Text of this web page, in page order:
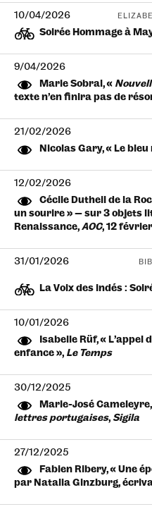
10/04/2026
Soirée Hommage à
9/04/2026
Marie Sobral, «
texte n’en finira pas de
21/02/2026
Nicolas Gary, « Le bleu
12/02/2026
Cécile Dutheil de la
un sourire » — sur 3 objets
Renaissance, AOC, 12
31/01/2026
La Voix des indés :
10/01/2026
Isabelle Rüf, «
enfance », Le Temps
30/12/2025
Marie-José
lettres portugaises, Sigila
27/12/2025
Fabien Ribery, « Une
par Natalia Ginzburg,